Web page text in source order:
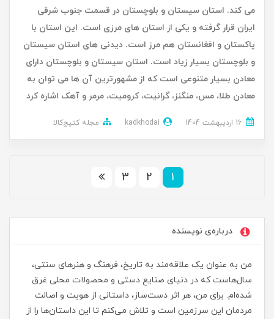
می کند. استان سیستان و بلوچستان در قسمت جنوب شرقی
ایران قرار گرفته و یکی از استان‌ های مرزی است. این استان با
پاکستان و افغانستان هم مرز است. دیدنی های استان سیستان
و بلوچستان بسیار زیاد است. استان سیستان و بلوچستان دارای
معادن بسیار متنوعی است که از مشهورترین آن‌ ها می‌ توان به
معادن طلا، مس، منگنز، گرانیت، کرومیت، مرمر و آهک اشاره کرد
kadkhodai مجله کتیج‌کالا
1
2
3
درباره‌ی نویسنده
من به عنوان یک علاقه‌مند به تاریخ، فرهنگ و هنرهای سنتی،
سال‌هاست که در دنیای صنایع دستی و محصولات محلی غرق
شده‌ام. برای من، هر اثر دست‌ساز، داستانی از هویت و اصالت
مردمان این سرزمین است و تلاش می‌کنم تا این داستان‌ها را از